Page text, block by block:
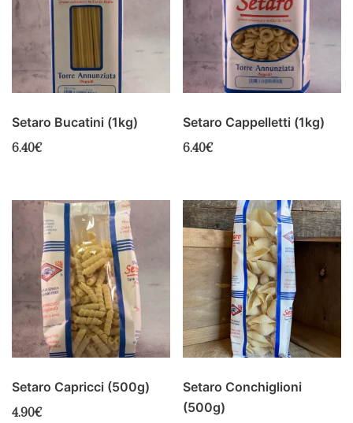
Setaro Bucatini (1kg)
6.40€
Setaro Cappelletti (1kg)
6.40€
Setaro Capricci (500g)
4.90€
Setaro Conchiglioni
(500g)